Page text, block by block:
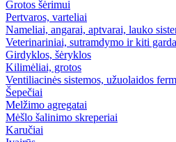
Grotos šėrimui
Pertvaros, varteliai
Nameliai, angarai, aptvarai, lauko
Veterinariniai, sutramdymo ir kiti
Girdyklos, šėryklos
Kilimėliai, grotos
Ventiliacinės sistemos, užuolaidos
Šepečiai
Melžimo agregatai
Mėšlo šalinimo skreperiai
Karučiai